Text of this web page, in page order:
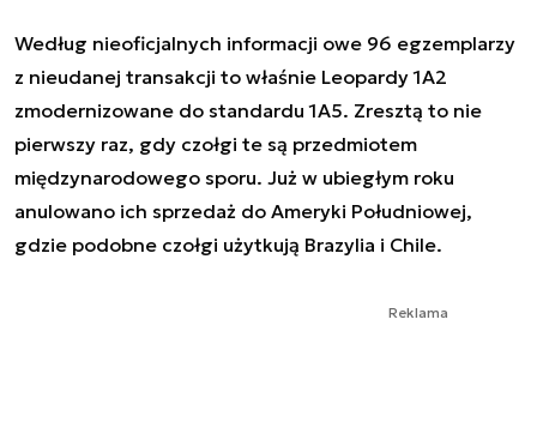
Według nieoficjalnych informacji owe 96 egzemplarzy
z nieudanej transakcji to właśnie Leopardy 1A2
zmodernizowane do standardu 1A5. Zresztą to nie
pierwszy raz, gdy czołgi te są przedmiotem
międzynarodowego sporu. Już w ubiegłym roku
anulowano ich sprzedaż do Ameryki Południowej,
gdzie podobne czołgi użytkują Brazylia i Chile.
Reklama